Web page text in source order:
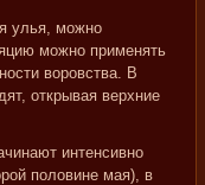
улья, можно
можно применять
воровства. В
открывая верхние
интенсивно
половине мая), в